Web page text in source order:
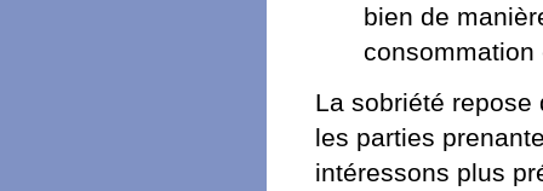
bien de
consommation
La sobriété repose
les parties
intéressons plus